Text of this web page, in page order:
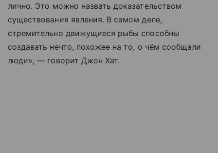
лично. Это можно назвать доказательством
существования явления. В самом деле,
стремительно движущиеся рыбы способны
создавать нечто, похожее на то, о чём сообщали
люди», — говорит Джон Хат.